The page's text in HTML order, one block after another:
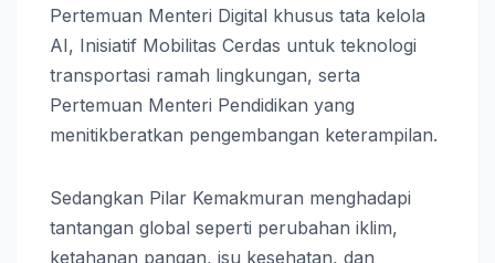
Pertemuan Menteri Digital khusus tata kelola
AI, Inisiatif Mobilitas Cerdas untuk teknologi
transportasi ramah lingkungan, serta
Pertemuan Menteri Pendidikan yang
menitikberatkan pengembangan keterampilan.
Sedangkan Pilar Kemakmuran menghadapi
tantangan global seperti perubahan iklim,
ketahanan pangan, isu kesehatan, dan